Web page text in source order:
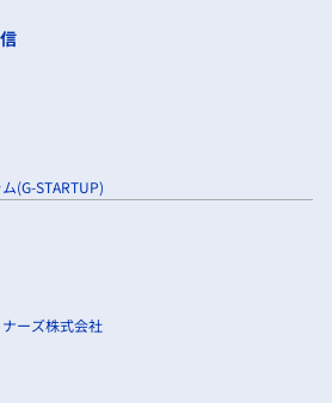
(G-STARTUP)
ーズ株式会社